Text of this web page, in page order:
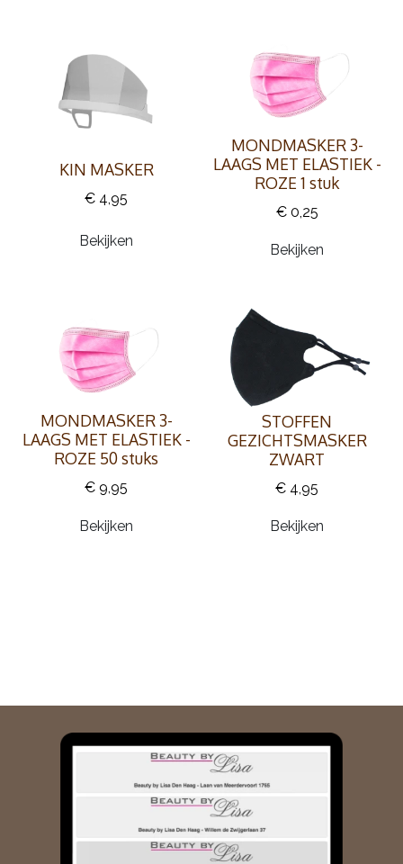
KIN MASKER
€ 4,95
Bekijken
MONDMASKER 3-
LAAGS MET ELASTIEK -
ROZE 1 stuk
€ 0,25
Bekijken
MONDMASKER 3-
LAAGS MET ELASTIEK -
ROZE 50 stuks
€ 9,95
Bekijken
STOFFEN
GEZICHTSMASKER
ZWART
€ 4,95
Bekijken